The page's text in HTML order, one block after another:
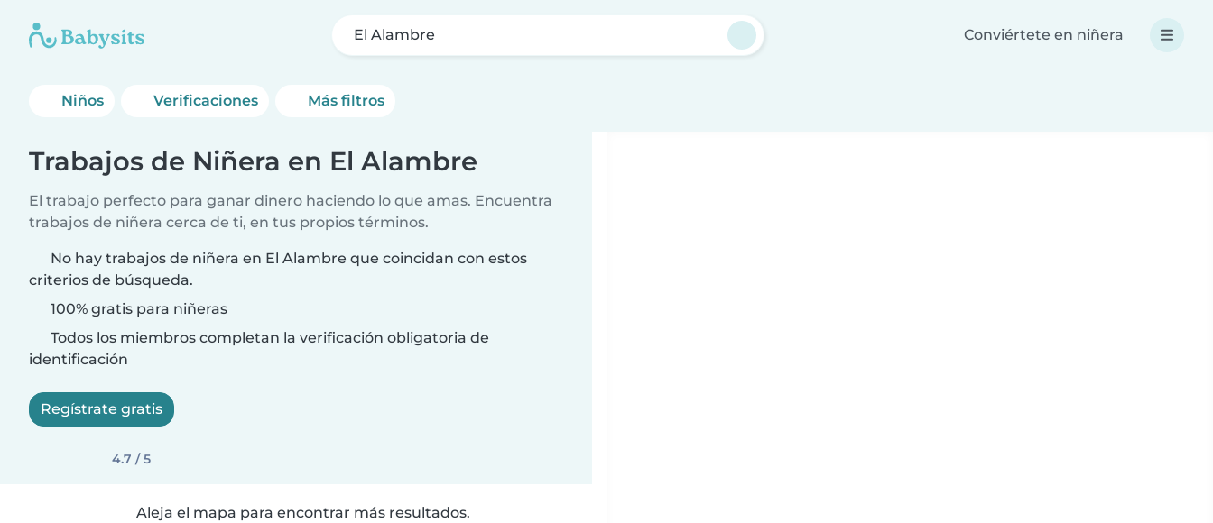
El Alambre Conviértete en niñera
Niños Verificaciones Más filtros
Trabajos de Niñera en El Alambre
El trabajo perfecto para ganar dinero haciendo lo que amas. Encuentra
trabajos de niñera cerca de ti, en tus propios términos.
No hay trabajos de niñera en El Alambre que coincidan con estos
criterios de búsqueda.
100% gratis para niñeras
Todos los miembros completan la verificación obligatoria de
identificación
Regístrate gratis
4.7 / 5
Aleja el mapa para encontrar más resultados.